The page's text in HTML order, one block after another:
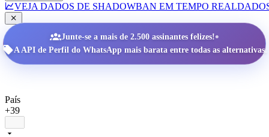
VEJA DADOS DE SHADOWBAN EM TEMPO REAL
Junte-se a mais de 2.500 assinantes felizes!•
A API de Perfil do WhatsApp mais barata entre todas as alternativas.
País
+39